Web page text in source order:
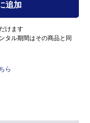
追加
けます
タル期間はその商品と同
ら